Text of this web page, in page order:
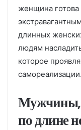
женщина
длинных
людям
которое
самореализации.
Мужчины,
по длине